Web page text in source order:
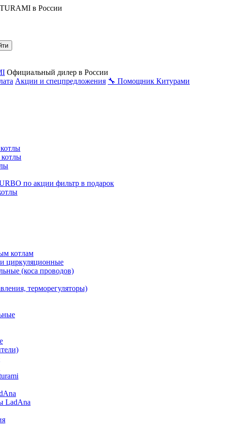
в России
Официальный дилер в России
Акции и спецпредложения 🔧 Помощник Китурами
по акции фильтр в подарок
котлам
циркуляционные
(коса проводов)
терморегуляторы)
LadAna